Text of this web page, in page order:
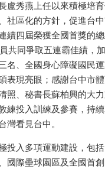
盧秀燕上任以來積極培
社區化的方針，促進台
續四屆榮獲全國首獎的
共同爭取五連霸佳績，
名、全國身心障礙國民
表現亮眼；感謝台中市
照、秘書長蘇柏興的大
練投入訓練及參賽，持
灣看見台中。
投入多項運動建設，包
國際壘球園區及全國首